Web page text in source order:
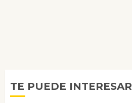
TE PUEDE INTERESAR